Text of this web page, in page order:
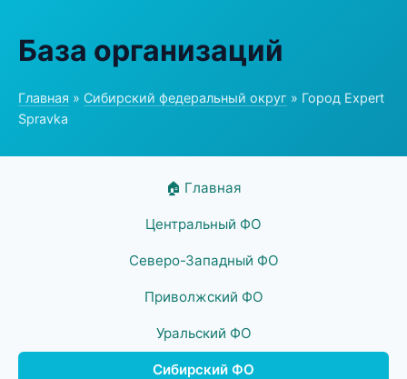
База организаций
Главная » Сибирский федеральный округ » Город Expert
Spravka
🏠 Главная
Центральный ФО
Северо-Западный ФО
Приволжский ФО
Уральский ФО
Сибирский ФО